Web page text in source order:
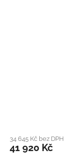
34 645 Kč bez DPH
41 920 Kč